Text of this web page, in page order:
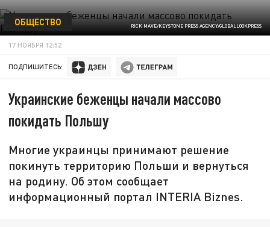
RICK MAVE/KEYSTONE PRESS AGENCY/GLOBALLOOKPRESS
ОБЩЕСТВО
17 НОЯБРЯ 12:52
ПОДПИШИТЕСЬ:
Украинские беженцы начали массово
покидать Польшу
Многие украинцы принимают решение
покинуть территорию Польши и вернуться
на родину. Об этом сообщает
информационный портал INTERIA Biznes.